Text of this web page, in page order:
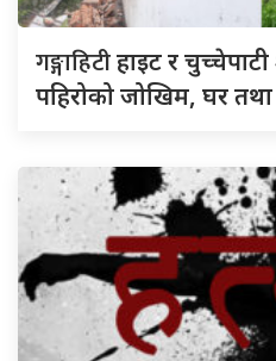
गङ्गाहिटीहाइट र चुच्चेपाटी
पहिरोको जोखिम, घर